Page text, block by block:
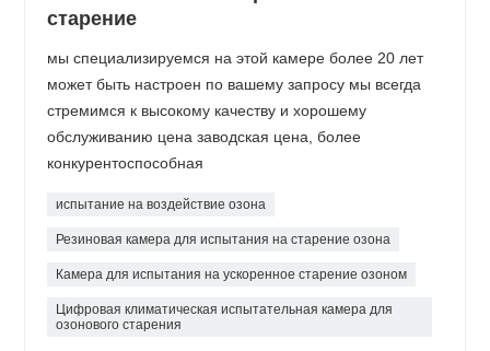
старение
мы специализируемся на этой камере более 20 лет
может быть настроен по вашему запросу мы всегда
стремимся к высокому качеству и хорошему
обслуживанию цена заводская цена, более
конкурентоспособная
испытание на воздействие озона
Резиновая камера для испытания на старение озона
Камера для испытания на ускоренное старение озоном
Цифровая климатическая испытательная камера для
озонового старения